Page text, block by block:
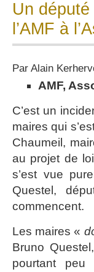
Un
l’AMF à
Par Alain
AMF,
C’est un
maires qui
Chaumeil,
au projet de
s’est vue
Questel,
commencent.
Les maires «
Bruno
pourtant peu